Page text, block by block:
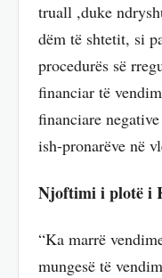
truall ,duke
dëm të shtetit, si
procedurës së
financiar të
financiare
ish-pronarëve në
Njoftimi i plotë i
“Ka marrë
mungesë të